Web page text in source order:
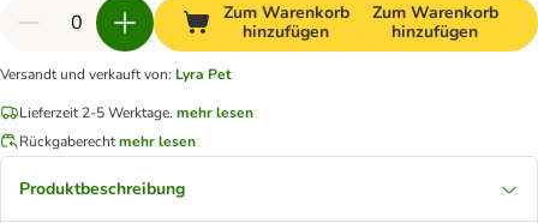
Zum Warenkorb
hinzufügen
Zum Warenkorb
hinzufügen
Versandt und verkauft von: Lyra Pet
Lieferzeit 2-5 Werktage. mehr lesen
Rückgaberechtmehr lesen
Produktbeschreibung